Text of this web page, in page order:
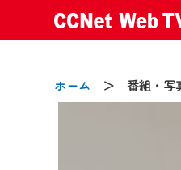
ホーム ＞ 番組・写